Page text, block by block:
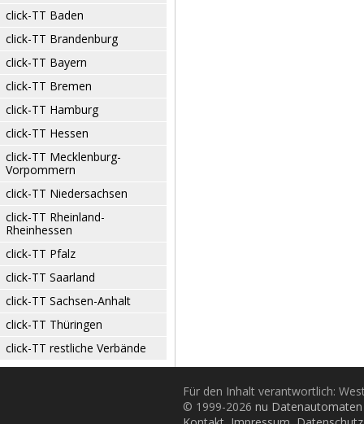
click-TT Baden
click-TT Brandenburg
click-TT Bayern
click-TT Bremen
click-TT Hamburg
click-TT Hessen
click-TT Mecklenburg-
Vorpommern
click-TT Niedersachsen
click-TT Rheinland-
Rheinhessen
click-TT Pfalz
click-TT Saarland
click-TT Sachsen-Anhalt
click-TT Thüringen
click-TT restliche Verbände
Für den Inhalt verantwortlich:
© 1999-2026 nu